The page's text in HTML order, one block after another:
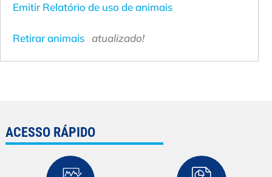
Emitir Relatório de uso de animais
Retirar animais atualizado!
ACESSO RÁPIDO